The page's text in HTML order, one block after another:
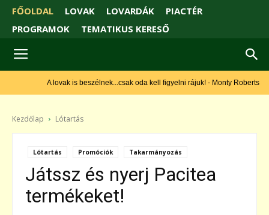
FŐOLDAL LOVAK LOVARDÁK
PIACTÉR
PROGRAMOK
TEMATIKUS KERESŐ
A lovak is beszélnek...csak oda kell figyelni rájuk! - Monty Roberts
Kezdőlap Lótartás
Lótartás Promóciók Takarmányozás
Játssz és nyerj Pacitea
termékeket!